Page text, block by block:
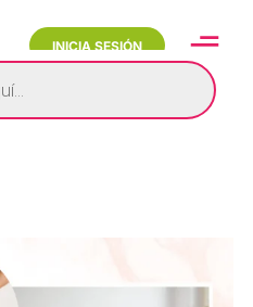
INICIA SESIÓN